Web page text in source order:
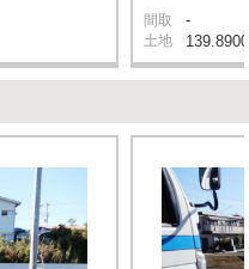
間取 -
土地